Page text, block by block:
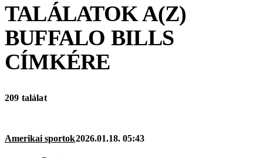
TALÁLATOK A(Z)
BUFFALO BILLS
CÍMKÉRE
209 találat
Amerikai sportok2026.01.18. 05:43